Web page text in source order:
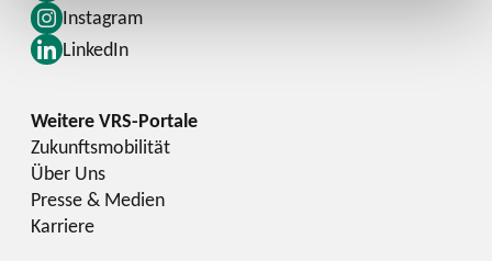
Instagram
LinkedIn
Zukunftsmobilität
Über Uns
Presse & Medien
Karriere